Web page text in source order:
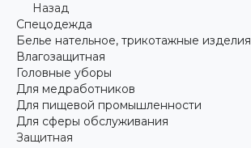
Назад
Спецодежда
Белье нательное, трикотажные изделия
Влагозащитная
Головные уборы
Для медработников
Для пищевой промышленности
Для сферы обслуживания
Защитная